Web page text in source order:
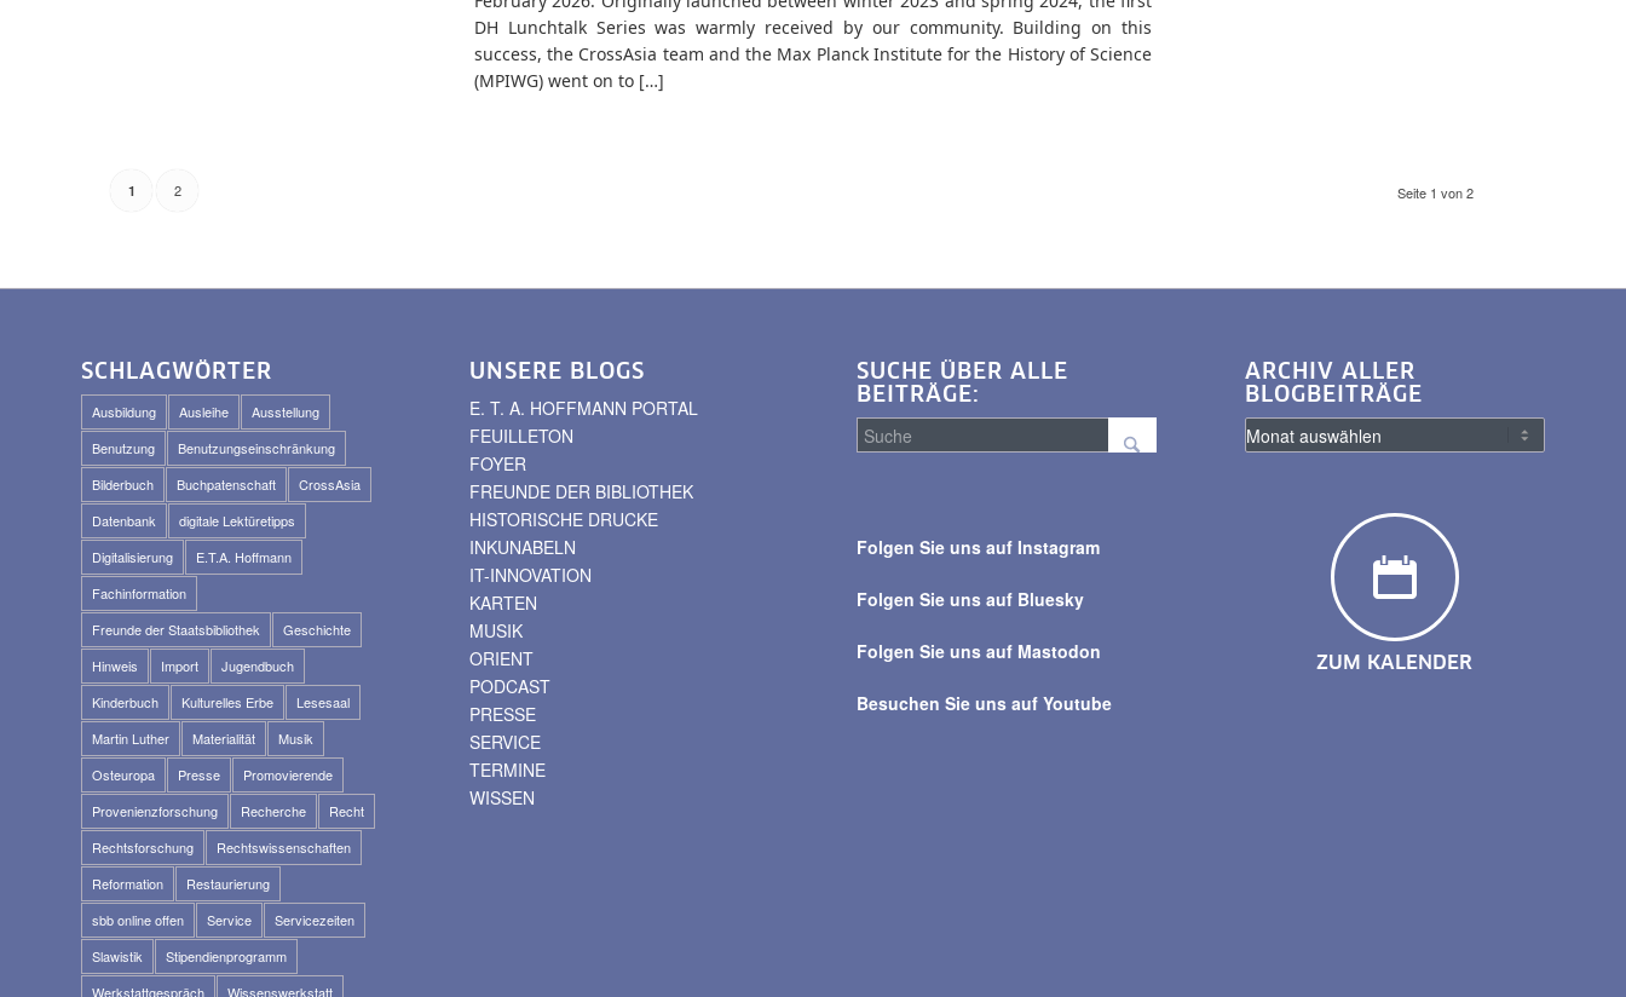
DH Lunchtalk Series was warmly received by our community. Building on this
success, the CrossAsia team and the Max Planck Institute for the History of Science
(MPIWG) went on to […]
Seite 1 von 2
1 2
SCHLAGWÖRTER
Ausbildung Ausleihe
Ausstellung
Benutzung
Benutzungseinschränkung
Bilderbuch
Buchpatenschaft
CrossAsia
Datenbank
digitale Lektüretipps
Digitalisierung
E.T.A. Hoffmann
Fachinformation
Freunde der Staatsbibliothek
Geschichte
Hinweis
Import
Jugendbuch
Kinderbuch
Kulturelles Erbe
Lesesaal
Martin Luther
Materialität
Musik
Osteuropa
Presse
Promovierende
Provenienzforschung
Recherche
Recht
Rechtsforschung
Rechtswissenschaften
Reformation
Restaurierung
sbb online offen
Service
Servicezeiten
Slawistik
Stipendienprogramm
Werkstattgespräch
Wissenswerkstatt
UNSERE BLOGS
E. T. A. HOFFMANN PORTAL
FEUILLETON
FOYER
FREUNDE DER BIBLIOTHEK
HISTORISCHE DRUCKE
INKUNABELN
IT-INNOVATION
KARTEN
MUSIK
ORIENT
PODCAST
PRESSE
SERVICE
TERMINE
WISSEN
SUCHE ÜBER ALLE
BEITRÄGE:
alle
Folgen Sie uns auf Instagram
Folgen Sie uns auf Bluesky
Folgen Sie uns auf Mastodon
Besuchen Sie uns auf Youtube
ARCHIV ALLER
BLOGBEITRÄGE
ZUM KALENDER